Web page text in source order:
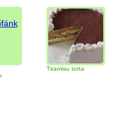
Tiramisu torta